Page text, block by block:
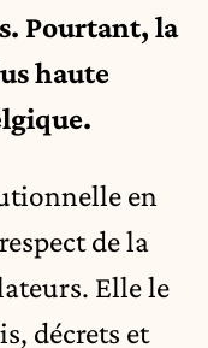
Pourtant, la
haute
en
de la
Elle le
décrets et